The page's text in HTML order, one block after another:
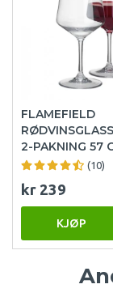
FLAMEFIELD
2-PAKNING 57
(10)
kr 239
KJØP